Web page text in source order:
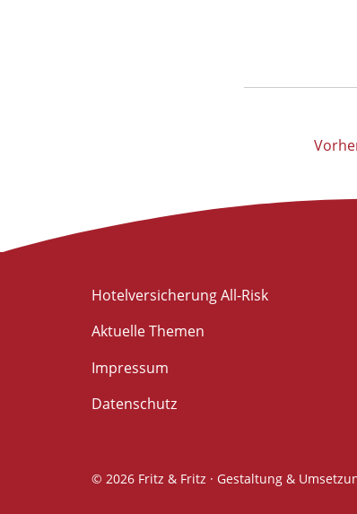
Hotelversicherung All-Risk
Aktuelle Themen
Impressum
Datenschutz
© 2026 Fritz & Fritz · Gestaltung &